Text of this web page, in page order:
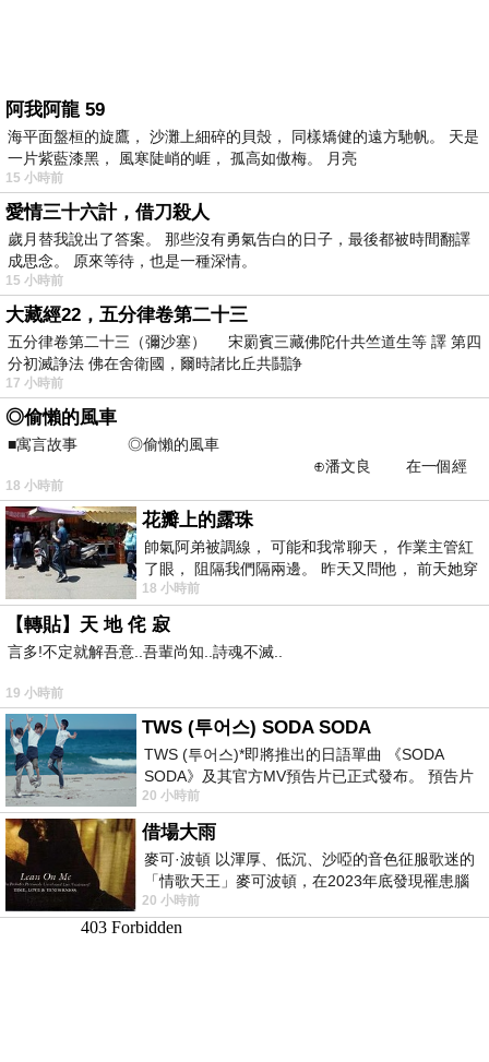
阿我阿龍 59
海平面盤桓的旋鷹， 沙灘上細碎的貝殼， 同樣矯健的遠方馳帆。 天是
一片紫藍漆黑， 風寒陡峭的崕， 孤高如傲梅。 月亮
15 小時前
愛情三十六計，借刀殺人
歲月替我說出了答案。 那些沒有勇氣告白的日子，最後都被時間翻譯
成思念。 原來等待，也是一種深情。
15 小時前
大藏經22，五分律卷第二十三
五分律卷第二十三（彌沙塞） 宋罽賓三藏佛陀什共竺道生等 譯 第四
分初滅諍法 佛在舍衛國，爾時諸比丘共鬪諍
17 小時前
◎偷懶的風車
■寓言故事 ◎偷懶的風車
⊕潘文良 在一個經
常颳風的山丘上—&m
18 小時前
花瓣上的露珠
帥氣阿弟被調線， 可能和我常聊天， 作業主管紅
了眼， 阻隔我們隔兩邊。 昨天又問他， 前天她穿
什麼顏色衣服， 不經
18 小時前
【轉貼】天 地 侘 寂
言多!不定就解吾意..吾輩尚知..詩魂不滅..
19 小時前
TWS (투어스) SODA SODA
TWS (투어스)*即將推出的日語單曲 《SODA
SODA》及其官方MV預告片已正式發布。 預告片
一經發布， 就引發了粉絲們對這次夏季回
20 小時前
借場大雨
麥可·波頓 以渾厚、低沉、沙啞的音色征服歌迷的
「情歌天王」麥可波頓，在2023年底發現罹患腦
瘤「祈禱早日康復，一切都好」。
20 小時前